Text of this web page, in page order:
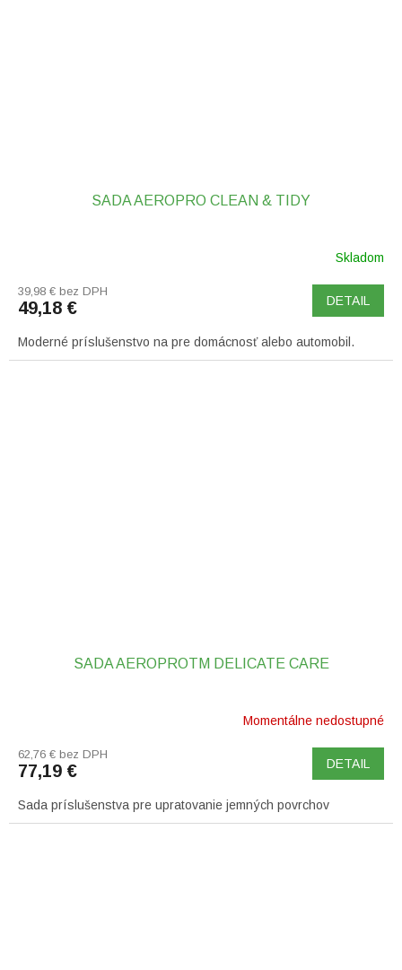
SADA AEROPRO CLEAN & TIDY
Skladom
39,98 € bez DPH
49,18 € DETAIL
Moderné príslušenstvo na pre domácnosť alebo automobil.
SADA AEROPROTM DELICATE CARE
Momentálne nedostupné
62,76 € bez DPH
77,19 € DETAIL
Sada príslušenstva pre upratovanie jemných povrchov